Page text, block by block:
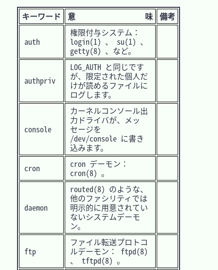
キーワード 意 味 備考
auth
権限付与システム：
login(1) 、 su(1) 、
getty(8) 、など。
authpriv
LOG_AUTH と同じです
が、限定された個人だ
けが読めるファイルに
ログします。
console
カーネルコンソール出
力ドライバが、メッ
セージを
/dev/console に書き
込みます。
cron
cron デーモン：
cron(8) 。
daemon
routed(8) のような、
他のファシリティでは
明示的に用意されてい
ないシステムデーモ
ン。
ftp
ファイル転送プロトコ
ルデーモン： ftpd(8)
、 tftpd(8) 。